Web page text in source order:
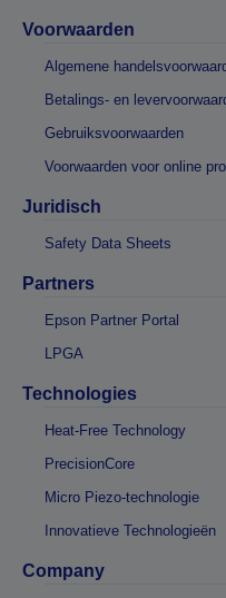
Voorwaarden
Algemene
Betalings- en
Gebruiksvoorwaarden
Voorwaarden voor online
Juridisch
Safety Data Sheets
Partners
Epson Partner Portal
LPGA
Technologies
Heat-Free Technology
PrecisionCore
Micro Piezo-technologie
Innovatieve Technologieën
Company